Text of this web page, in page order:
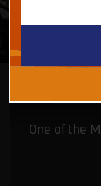
One of the